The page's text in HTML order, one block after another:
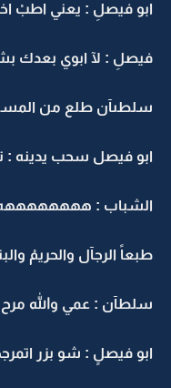
ابو فيصلِ : يعني اطبْ
فيصلِ : لآ ابوي بعدك
سلطىآن طلع من
ابو فيصل سحب يدينه :
الشباب :
طبعاً الرجآل والحريمْ
سلطآن : عمي والله مرح
ابو فيصلٍ : شو بزر